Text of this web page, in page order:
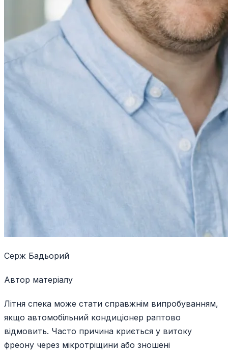
Серж Бадьорий
Автор матеріалу
Літня спека може стати справжнім випробуванням,
якщо автомобільний кондиціонер раптово
відмовить. Часто причина криється у витоку
фреону через мікротріщини або зношені